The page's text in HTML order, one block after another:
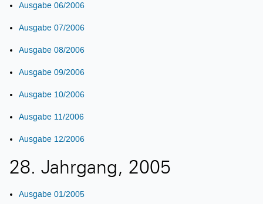
Ausgabe 06/2006
Ausgabe 07/2006
Ausgabe 08/2006
Ausgabe 09/2006
Ausgabe 10/2006
Ausgabe 11/2006
Ausgabe 12/2006
28. Jahrgang, 2005
Ausgabe 01/2005